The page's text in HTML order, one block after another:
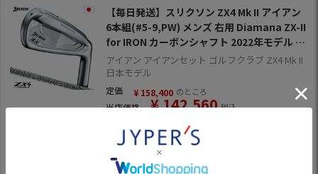
【毎日発送】スリクソン ZX4 Mk II アイアン
6本組(#5-9,PW) メンズ 右用 Diamana ZX-II
for IRON カーボンシャフト 2022年モデル 日
本正規品 2022年11月発売
アイアン アイアンセット ゴルフクラブ ZX4 Mk II
日本モデル
定価 ¥ 158,400 のところ
当店価格 ¥142,560 税込
在庫切れ